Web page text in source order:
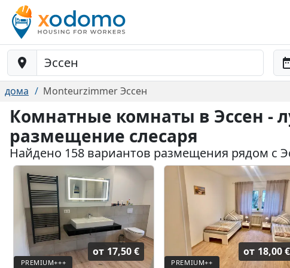
Baustelle-Location
дома Monteurzimmer Эссен
Комнатные комнаты в Эссен -
размещение слесаря
Найдено 158 вариантов размещения рядом с
от 17,50 € от 18,00 €